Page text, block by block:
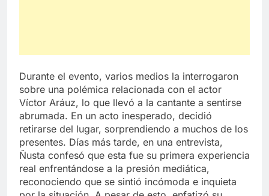
Durante el evento, varios medios la interrogaron
sobre una polémica relacionada con el actor
Víctor Aráuz, lo que llevó a la cantante a sentirse
abrumada. En un acto inesperado, decidió
retirarse del lugar, sorprendiendo a muchos de los
presentes. Días más tarde, en una entrevista,
Ñusta confesó que esta fue su primera experiencia
real enfrentándose a la presión mediática,
reconociendo que se sintió incómoda e inquieta